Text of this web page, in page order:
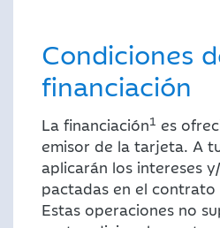
Condiciones
financiación
La financiación1 es
emisor de la tarjeta. A
aplicarán los intereses
pactadas en el
Estas operaciones no